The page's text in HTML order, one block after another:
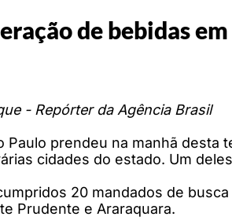
de bebidas em
- Repórter da Agência Brasil
Paulo prendeu na manhã
cidades do estado. Um
20 mandados de
Prudente e Araraquara.